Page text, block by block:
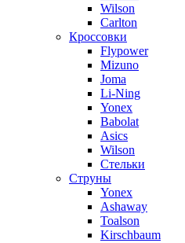
Wilson
Carlton
Кроссовки
Flypower
Mizuno
Joma
Li-Ning
Yonex
Babolat
Asics
Wilson
Стельки
Струны
Yonex
Ashaway
Toalson
Kirschbaum